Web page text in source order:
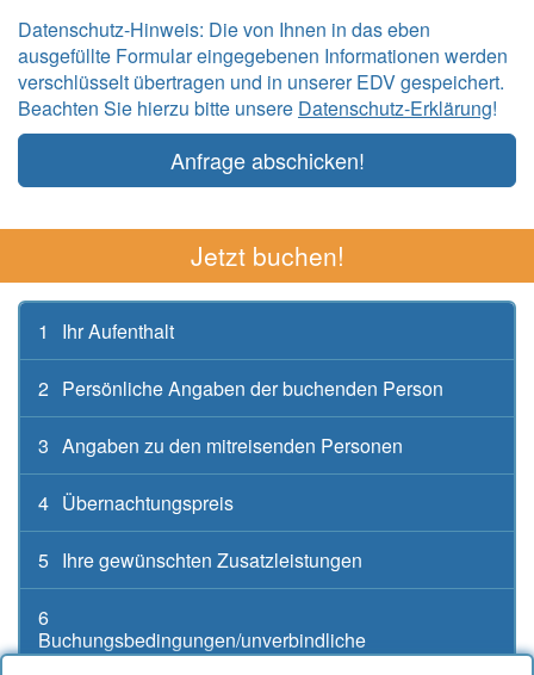
Datenschutz-Hinweis: Die von Ihnen in das eben
ausgefüllte Formular eingegebenen Informationen werden
verschlüsselt übertragen und in unserer EDV gespeichert.
Beachten Sie hierzu bitte unsere Datenschutz-Erklärung!
Anfrage abschicken!
Jetzt buchen!
1 Ihr Aufenthalt
2 Persönliche Angaben der buchenden Person
3 Angaben zu den mitreisenden Personen
4 Übernachtungspreis
5 Ihre gewünschten Zusatzleistungen
6
Buchungsbedingungen/unverbindliche
Buchungsanfrage